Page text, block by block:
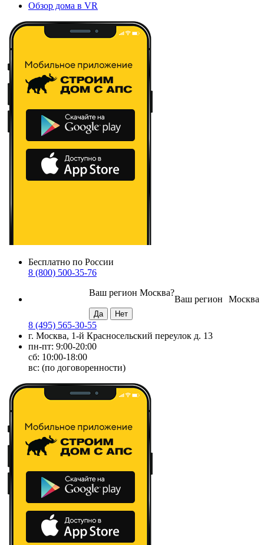
Обзор дома в VR
Бесплатно по России
8 (800) 500-35-76
Москва
Ваш регион
Ваш регион Москва?
8 (495) 565-30-55
г. Москва, 1-й Красносельский переулок д. 13
пн-пт: 9:00-20:00
сб: 10:00-18:00
вс: (по договоренности)